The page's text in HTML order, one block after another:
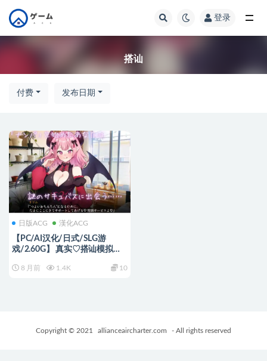
登录
搭讪
付费 发布日期
日版ACG 漢化ACG
【PC/AI汉化/日式/SLG游
戏/2.60G】 真实♡搭讪模拟
ょん）AI汉化版+日式SLG游戏
8 月前 1.4K 10
Copyright © 2021 allianceaircharter.com - All rights reserved